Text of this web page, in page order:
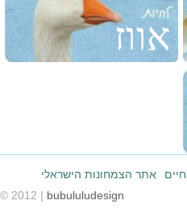
אווז
אתר הצמחונות הישראלי
© 2012 | bubululudesign